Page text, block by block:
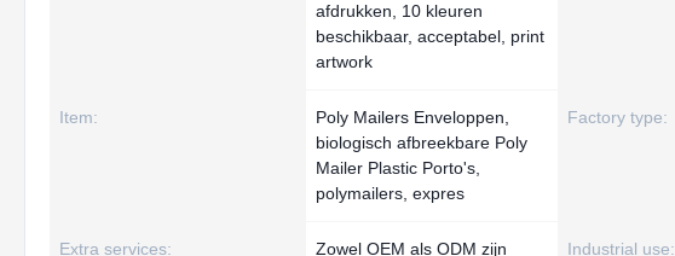
afdrukken, 10 kleuren
beschikbaar, acceptabel, print
artwork
Item:
Poly Mailers Enveloppen,
biologisch afbreekbare Poly
Mailer Plastic Porto's,
polymailers, expres
Factory type:
Extra services:
Zowel OEM als ODM zijn
Industrial use: